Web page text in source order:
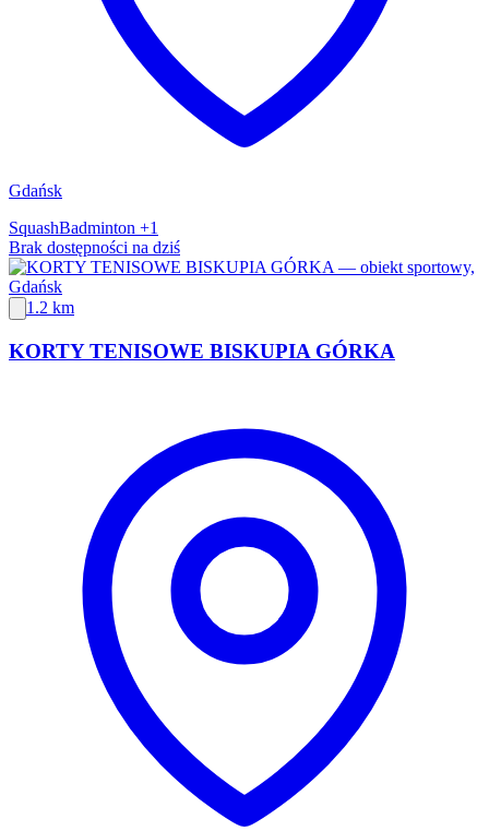
Gdańsk
SquashBadminton +1
Brak dostępności na dziś
1.2 km
KORTY TENISOWE BISKUPIA GÓRKA